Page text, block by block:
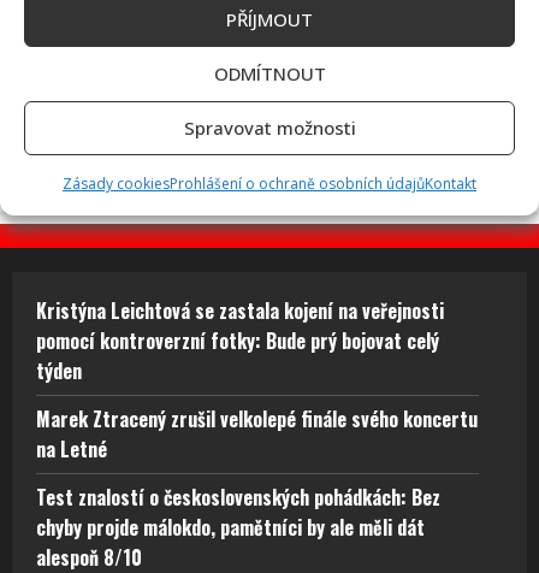
PŘÍJMOUT
ODMÍTNOUT
Spravovat možnosti
Zásady cookiesProhlášení o ochraně osobních údajůKontakt
Leoš Mareš odhalil, kolik stojí synovo studium na Floridě:
Jde o více než milion ročně
Kristýna Leichtová se zastala kojení na veřejnosti
pomocí kontroverzní fotky: Bude prý bojovat celý
týden
Marek Ztracený zrušil velkolepé finále svého koncertu
na Letné
Test znalostí o československých pohádkách: Bez
chyby projde málokdo, pamětníci by ale měli dát
alespoň 8/10